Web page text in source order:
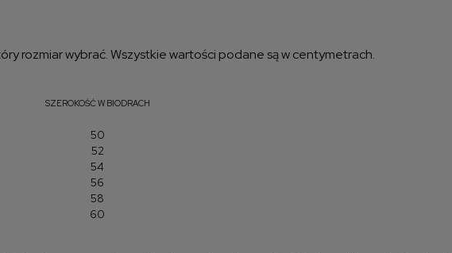
rozmiar wybrać. Wszystkie wartości podane są w centymetrach.
SZEROKOŚĆ W BIODRACH
50
52
54
56
58
60